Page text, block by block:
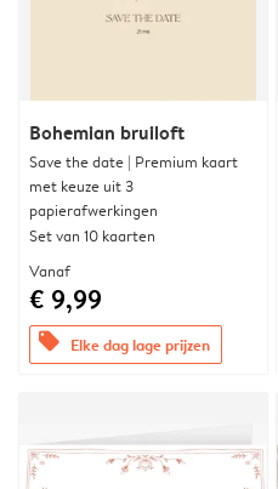
Bohemian bruiloft
Save the date | Premium kaart
met keuze uit 3
papierafwerkingen
Set van 10 kaarten
Vanaf
€ 9,99
offers Elke dag lage prijzen